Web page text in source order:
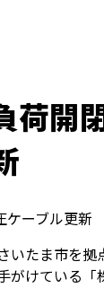
荷開
ケーブル更新
いたま市を拠
がけている「